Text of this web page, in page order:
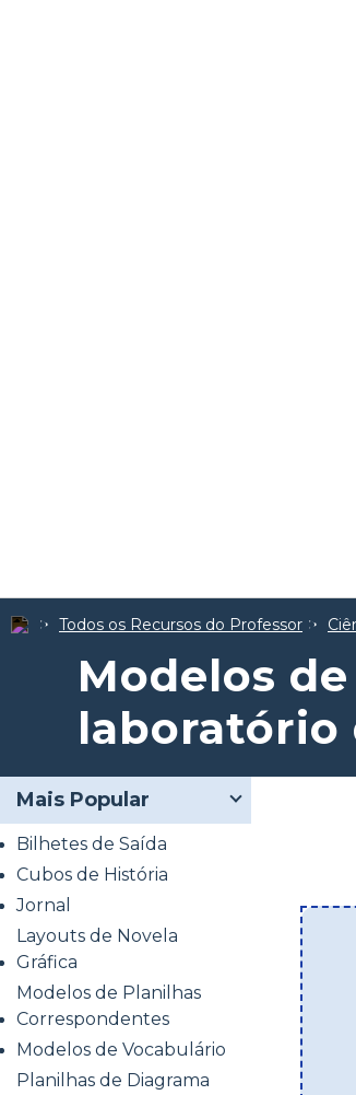
Todos os Recursos do Professor
Modelos
laboratório
Mais Popular
Bilhetes de Saída
Cubos de História
Jornal
Layouts de Novela
Gráfica
Modelos de Planilhas
Correspondentes
Modelos de Vocabulário
Planilhas de Diagrama